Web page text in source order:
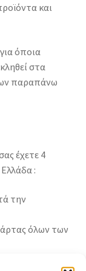
και
όποια
στα
παραπάνω
έχετε 4
:
την
όλων των